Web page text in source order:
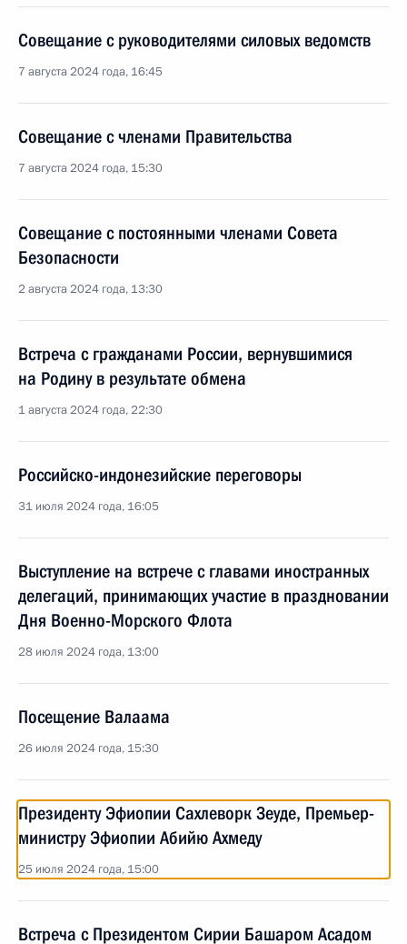
Совещание с руководителями силовых ведомств
7 августа 2024 года, 16:45
Совещание с членами Правительства
7 августа 2024 года, 15:30
Совещание с постоянными членами Совета
Безопасности
2 августа 2024 года, 13:30
Встреча с гражданами России, вернувшимися
на Родину в результате обмена
1 августа 2024 года, 22:30
Российско-индонезийские переговоры
31 июля 2024 года, 16:05
Выступление на встрече с главами иностранных
делегаций, принимающих участие в праздновании
Дня Военно-Морского Флота
28 июля 2024 года, 13:00
Посещение Валаама
26 июля 2024 года, 15:30
Президенту Эфиопии Сахлеворк Зеуде, Премьер-
министру Эфиопии Абийю Ахмеду
25 июля 2024 года, 15:00
Встреча с Президентом Сирии Башаром Асадом